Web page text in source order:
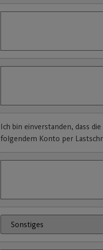
Ich bin einverstanden, dass
folgendem Konto per